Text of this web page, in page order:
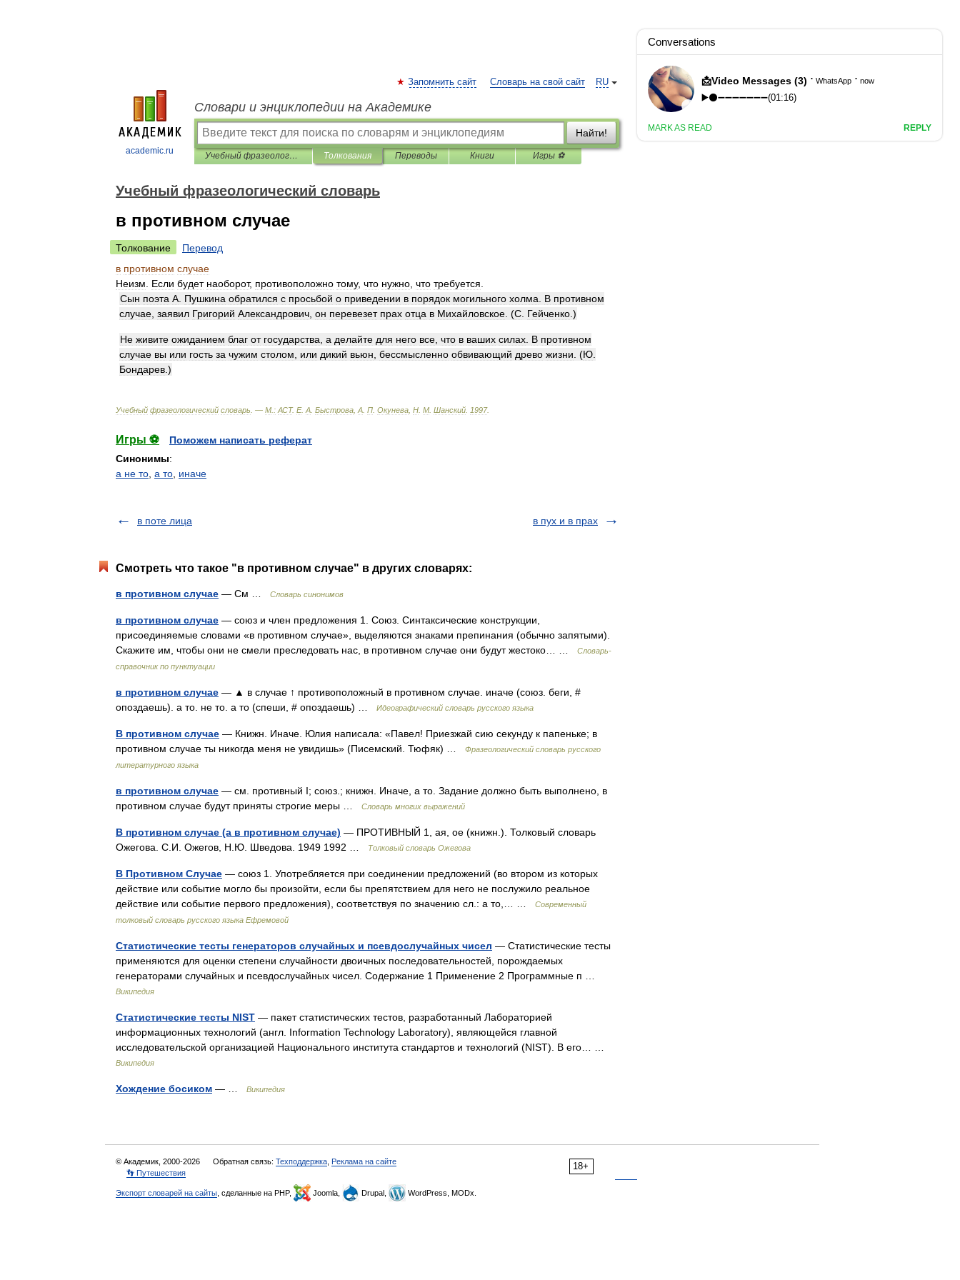
academic.ru
RU
Запомнить сайт Словарь на свой сайт
Словари и энциклопедии на Академике
Найти!
Учебный фразеологический словарь Толкования Переводы Книги Игры ⚽
Учебный фразеологический словарь
в противном случае
Толкование
Перевод
в противном случае
Неизм
Если будет наоборот, противоположно тому, что нужно что требуется
Сын поэта А Пушкина обратился с просьбой о приведении в порядок могильного холма В противном
случае заявил Григорий Александрович он перевезет прах отца в Михайловское . (С Гейченко .)
Не живите ожиданием благ от государства а делайте для него все что в ваших силах В противном
случае вы или гость за чужим столом или дикий вьюн бессмысленно обвивающий древо жизни . (Ю
Бондарев .)
Учебный фразеологический словарь . — М : АСТ. Е. А Быстрова А П Окунева Н М Шанский 1997.
Игры ⚽
Поможем написать реферат
Синонимы:
а не то а то иначе
в поте лица в пух и в прах
Смотреть что такое "в противном случае" в других словарях:
в противном случае — См … Словарь синонимов
в противном случае — союз и член предложения 1. Союз. Синтаксические конструкции,
присоединяемые словами «в противном случае», выделяются знаками препинания (обычно запятыми).
Скажите им, чтобы они не смели преследовать нас, в противном случае они будут жестоко… …
Словарь-
справочник по пунктуации
в противном случае — ▲ в случае ↑ противоположный в противном случае. иначе (союз. беги, #
опоздаешь). а то. не то. а то (спеши, # опоздаешь) …
Идеографический словарь русского языка
В противном случае — Книжн. Иначе. Юлия написала: «Павел! Приезжай сию секунду к папеньке; в
противном случае ты никогда меня не увидишь» (Писемский. Тюфяк) …
Фразеологический словарь русского
литературного языка
в противном случае — см. противный I; союз.; книжн. Иначе, а то. Задание должно быть выполнено, в
противном случае будут приняты строгие меры …
Словарь многих выражений
В противном случае (а в противном случае) — ПРОТИВНЫЙ 1, ая, ое (книжн.). Толковый словарь
Ожегова. С.И. Ожегов, Н.Ю. Шведова. 1949 1992 …
Толковый словарь Ожегова
В Противном Случае — союз 1. Употребляется при соединении предложений (во втором из которых
действие или событие могло бы произойти, если бы препятствием для него не послужило реальное
действие или событие первого предложения), соответствуя по значению сл.: а то,… …
Современный
толковый словарь русского языка Ефремовой
Статистические тесты генераторов случайных и псевдослучайных чисел — Статистические тесты
применяются для оценки степени случайности двоичных последовательностей, порождаемых
генераторами случайных и псевдослучайных чисел. Содержание 1 Применение 2 Программные п …
Википедия
Статистические тесты NIST — пакет статистических тестов, разработанный Лабораторией
информационных технологий (англ. Information Technology Laboratory), являющейся главной
исследовательской организацией Национального института стандартов и технологий (NIST). В его… …
Википедия
Хождение босиком — … Википедия
18+
© Академик, 2000-2026 Обратная связь: Техподдержка Реклама на сайте
👣 Путешествия
Экспорт словарей на сайты , сделанные на PHP, Joomla, Drupal, WordPress, MODx.